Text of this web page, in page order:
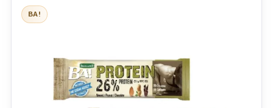
รสชาติ :
รีวิวจากผู้ใช้จริง :
“อร่อยมากๆ เลยค่ะ หอมกลิ่นผลไม้ protein bar
BA!